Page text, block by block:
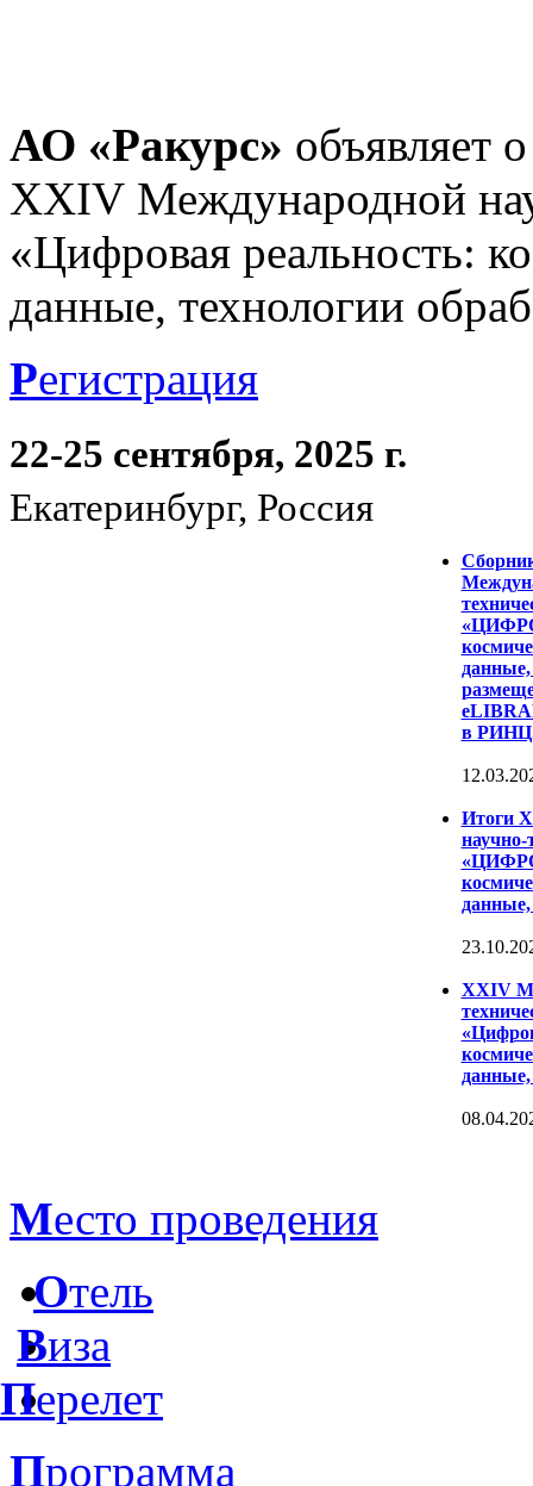
АО «Ракурс» объявляет
XXIV Международной
«Цифровая реальность:
данные, технологии
Регистрация
22-25 сентября, 2025 г.
Екатеринбург, Россия
данные,
в
Итоги
научно-
данные,
XXIV
данные,
Место проведения
Отель
Виза
Перелет
Программа